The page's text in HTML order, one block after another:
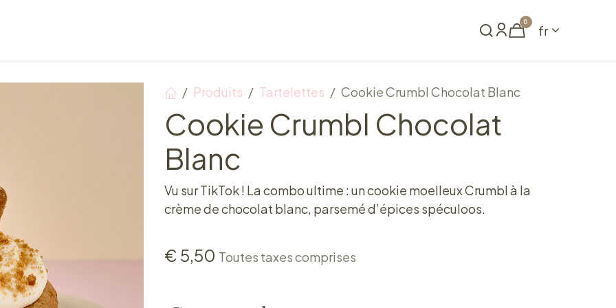
0
fr
Produits Tartelettes Cookie Crumbl Chocolat Blanc
Cookie Crumbl Chocolat
Blanc
Vu sur TikTok ! La combo ultime : un cookie moelleux Crumbl à la
crème de chocolat blanc, parsemé d’épices spéculoos.
€ 5,50 Toutes taxes comprises